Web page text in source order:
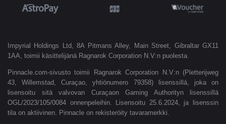
Impyrial Holdings Ltd, 8A Pitmans Alley, Main Street, Gibraltar GX11
1AA, toimii käsittelijänä Ragnarok Corporation N.V:n puolesta.
Pinnacle.com-sivusto toimii Ragnarok Corporation N.V:n (Pletterijweg
43, Willemstad, Curaçao, yhtiönumero 79358) lisenssillä, joka on
lisensoitu sitä valvovan Curaçaon Gaming Authorityn lisenssillä
OGL/2023/105/0084 onnenpeleihin. Lisensoitu 25.6.2024, ja lisenssin
tila on aktiivinen. Pinnacle on rekisteröity tavaramerkki.